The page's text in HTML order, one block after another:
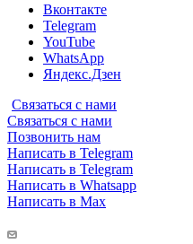
Вконтакте
Telegram
YouTube
WhatsApp
Яндекс.Дзен
Связаться с нами
Связаться с нами
Позвонить нам
Написать в Telegram
Написать в Telegram
Написать в Whatsapp
Написать в Max